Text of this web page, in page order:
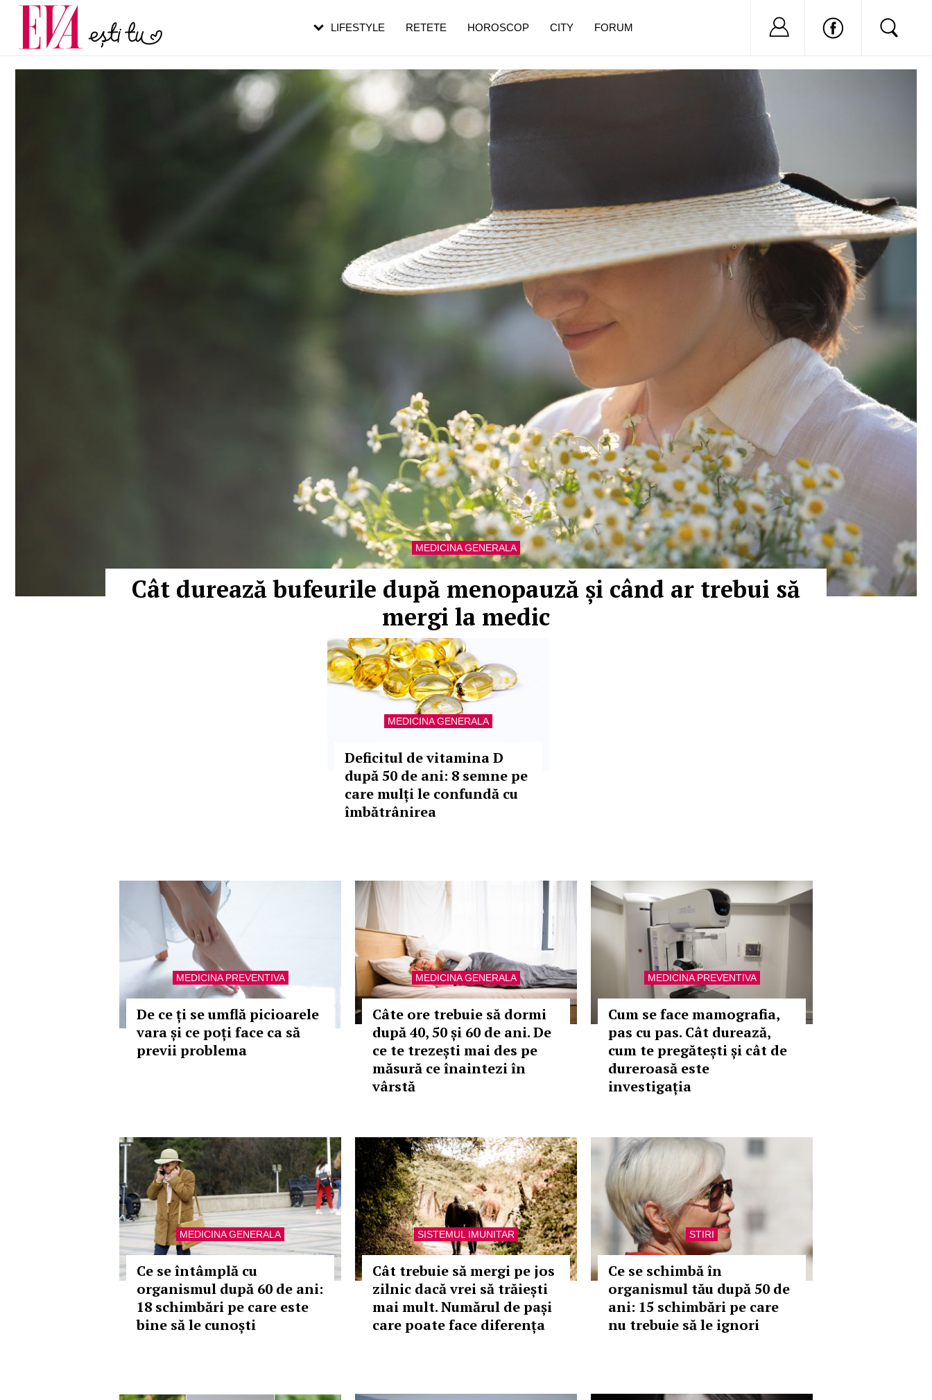
MEDICINA GENERALA
Cât durează bufeurile după menopauză și când ar trebui să
mergi la medic
MEDICINA GENERALA
Deficitul de vitamina D
după 50 de ani: 8 semne pe
care mulți le confundă cu
îmbătrânirea
MEDICINA PREVENTIVA
De ce ți se umflă picioarele
vara și ce poți face ca să
previi problema
MEDICINA GENERALA
Câte ore trebuie să dormi
după 40, 50 și 60 de ani. De
ce te trezești mai des pe
măsură ce înaintezi în
vârstă
MEDICINA PREVENTIVA
Cum se face mamografia,
pas cu pas. Cât durează,
cum te pregătești și cât de
dureroasă este
investigația
MEDICINA GENERALA
Ce se întâmplă cu
organismul după 60 de ani:
18 schimbări pe care este
bine să le cunoști
SISTEMUL IMUNITAR
Cât trebuie să mergi pe jos
zilnic dacă vrei să trăiești
mai mult. Numărul de pași
care poate face diferența
STIRI
Ce se schimbă în
organismul tău după 50 de
ani: 15 schimbări pe care
nu trebuie să le ignori
LIFESTYLE RETETE HOROSCOP CITY FORUM Nu ai cont?
Carieră
Actualitate
pe măsură ce înaintezi în vârstă